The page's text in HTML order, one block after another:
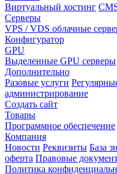
Виртуальный хостинг
Серверы
VPS / VDS облачные
Конфигуратор
GPU
Выделенные GPU серверы
Дополнительно
Разовые услуги
администрирование
Создать сайт
Товары
Программное обеспечение
Компания
Новости Реквизиты База
оферта Правовые
Политика